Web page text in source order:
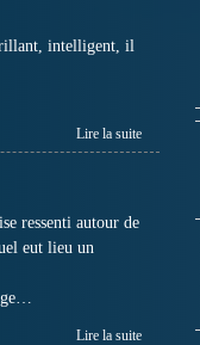
intelligent, il
Lire la suite
ressenti autour de
eut lieu un
Lire la suite